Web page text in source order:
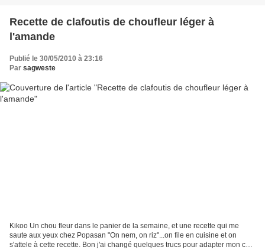
Recette de clafoutis de choufleur léger à
l'amande
Publié le 30/05/2010 à 23:16
Par sagweste
Kikoo Un chou fleur dans le panier de la semaine, et une recette qui me
saute aux yeux chez Popasan "On nem, on riz"...on file en cuisine et on
s'attele à cette recette. Bon j'ai changé quelques trucs pour adapter mon côté